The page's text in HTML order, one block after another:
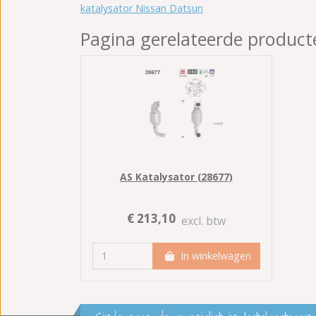
katalysator Nissan Datsun
Pagina gerelateerde
AS Katalysator (28677)
€ 213,10 excl. btw
In winkelwagen